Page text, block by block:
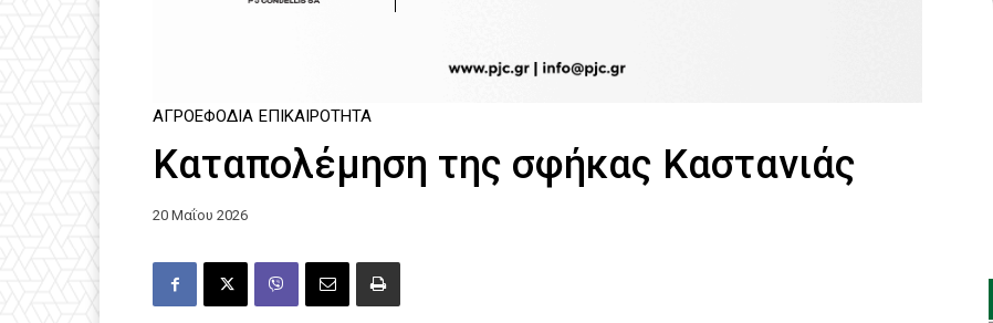
ΑΓΡΟΕΦΌΔΙΑ ΕΠΙΚΑΙΡΌΤΗΤΑ
Καταπολέμηση της σφήκας Καστανιάς
20 Μαΐου 2026